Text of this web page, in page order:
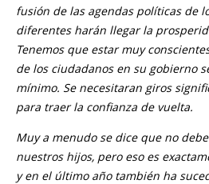
fusión de las agendas políticas de
diferentes harán llegar la
Tenemos que estar muy
de los ciudadanos en su gobierno
mínimo. Se necesitaran giros
para traer la confianza de vuelta.
Muy a menudo se dice que no
nuestros hijos, pero eso es
y en el último año también ha